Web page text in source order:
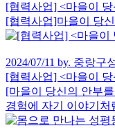
[협력사업] <마을이 당
[협력사업]마을이 당
2024/07/11 by. 중랑구
[협력사업] <마을이 당
[마을이 당신의 안부
경험에 자기 이야기